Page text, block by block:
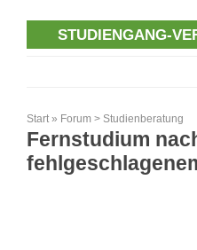
STUDIENGANG-
Start » Forum > Studienberatung
Fernstudium